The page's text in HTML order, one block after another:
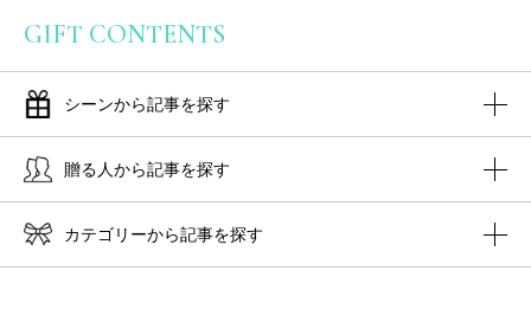
GIFT CONTENTS
シーンから記事を探す
贈る人から記事を探す
カテゴリーから記事を探す